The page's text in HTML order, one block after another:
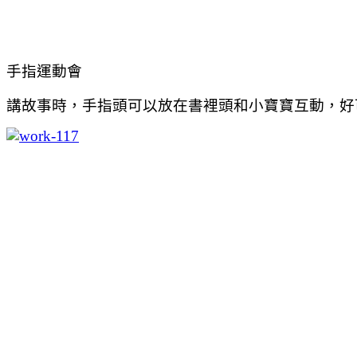
手指運動會
講故事時，手指頭可以放在書裡頭和小寶寶互動，